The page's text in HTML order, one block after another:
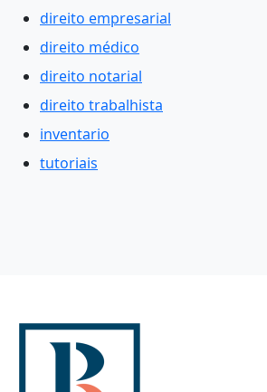
direito empresarial
direito médico
direito notarial
direito trabalhista
inventario
tutoriais